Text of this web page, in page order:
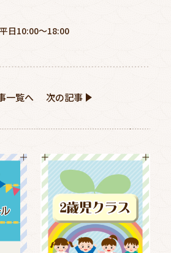
10:00～18:00
一覧へ 次の記事